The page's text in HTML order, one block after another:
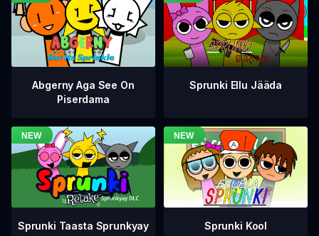
Abgerny Aga See On
Piserdama
Sprunki Ellu Jääda
Sprunki Taasta Sprunkyay
Sprunki Kool